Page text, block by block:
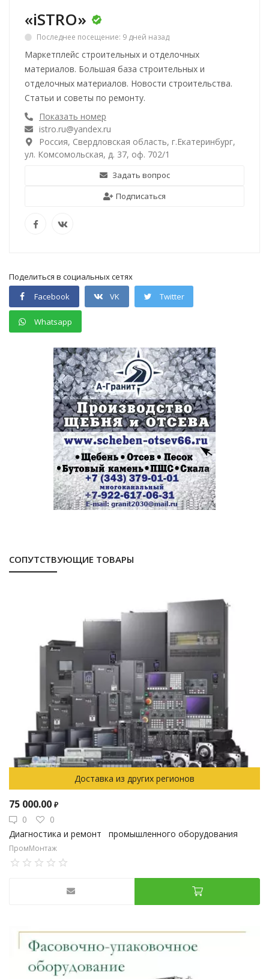
«iSTRO»
Последнее посещение: 9 дней назад
Маркетплейс строительных и отделочных
материалов. Большая база строительных и
отделочных материалов. Новости строительства.
Статьи и советы по ремонту.
Показать номер
istro.ru@yandex.ru
Россия, Свердловская область, г.Екатеринбург,
ул. Комсомольская, д. 37, оф. 702/1
Задать вопрос
Подписаться
Поделиться в социальных сетях
Facebook
VK Twitter
Whatsapp
СОПУТСТВУЮЩИЕ ТОВАРЫ
Доставка из других регионов
75 000.00 ₽
0
0
Диагностика и ремонт промышленного оборудования
ПромМонтаж